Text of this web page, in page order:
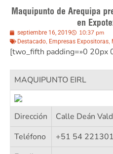
Maquipunto de Arequipa
en
septiembre 16, 2019 10:37 pm
Destacado, Empresas Expositoras,
[two_fifth padding=»0 20px
MAQUIPUNTO EIRL
Dirección
Calle Deán
Teléfono
+51 54 221301